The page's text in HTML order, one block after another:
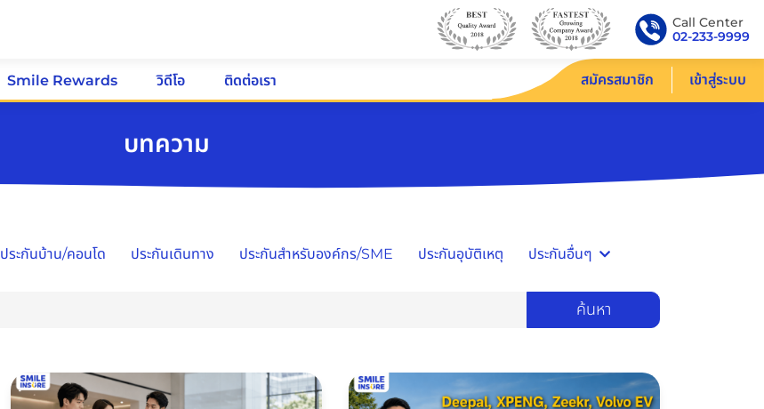
Call Center
02-233-9999
Smile Rewards วิดีโอ ติดต่อเรา สมัครสมาชิก เข้าสู่ระบบ
บทความ
ประกันบ้าน/คอนโด ประกันเดินทาง ประกันสำหรับองค์กร/SME ประกันอุบัติเหตุ ประกันอื่นๆ
ค้นหา